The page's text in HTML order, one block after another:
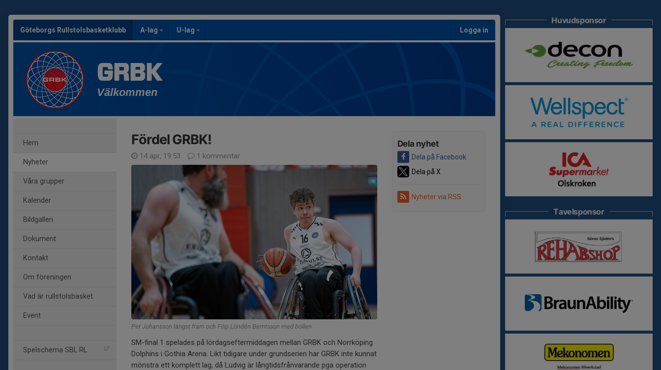
Göteborgs Rullstolsbasketklubb A-lag U-lag Logga in
GRBK
Välkommen
Hem
Nyheter
Våra grupper
Kalender
Bildgalleri
Dokument
Kontakt
Om föreningen
Vad är rullstolsbasket
Event
Spelschema SBL RL
Dela nyhet
Dela på Facebook
Dela på X
Nyheter via RSS
Fördel GRBK!
14 apr, 19:53 1 kommentar
Per Johansson längst fram och Filip Löndén Berntsson med bollen
SM-final 1 spelades på lördagseftermiddagen mellan GRBK och Norrköping
Dolphins i Gothia Arena. Likt tidigare under grundserien har GRBK inte kunnat
mönstra ett komplett lag, då Ludvig är långtidsfrånvarande pga operation
Huvudsponsor
Tavelsponsor